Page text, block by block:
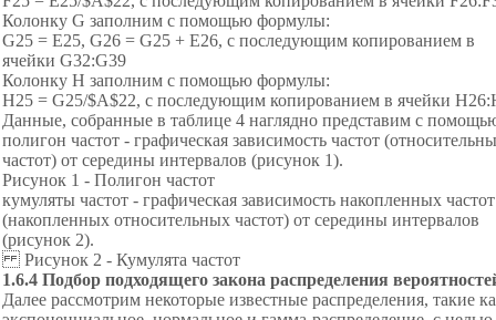
Колонку G заполним с помощью формулы:
G25 = E25, G26 = G25 + E26, с последующим копированием в
ячейки G32:G39
Колонку H заполним с помощью формулы:
H25 = G25/$A$22, с последующим копированием в ячейки
Данные, собранные в таблице 4 наглядно представим с
полигон частот - графическая зависимость частот
частот) от середины интервалов (рисунок 1).
Рисунок 1 - Полигон частот
кумуляты частот - графическая зависимость накопленных частот
(накопленных относительных частот) от середины интервалов
(рисунок 2).
Рисунок 2 - Кумулята частот
1.6.4 Подбор подходящего закона распределения
Далее рассмотрим некоторые известные распределения, такие